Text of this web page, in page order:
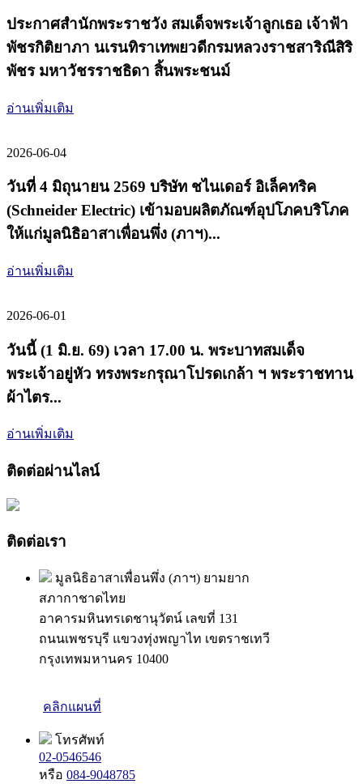
ประกาศสำนักพระราชวัง สมเด็จพระเจ้าลูกเธอ เจ้าฟ้า
พัชรกิติยาภา นเรนทิราเทพยวดีกรมหลวงราชสาริณีสิริ
พัชร มหาวัชรราชธิดา สิ้นพระชนม์
อ่านเพิ่มเติม
2026-06-04
วันที่ 4 มิถุนายน 2569 บริษัท ชไนเดอร์ อิเล็คทริค
(Schneider Electric) เข้ามอบผลิตภัณฑ์อุปโภคบริโภค
ให้แก่มูลนิธิอาสาเพื่อนพึ่ง (ภาฯ)...
อ่านเพิ่มเติม
2026-06-01
วันนี้ (1 มิ.ย. 69) เวลา 17.00 น. พระบาทสมเด็จ
พระเจ้าอยู่หัว ทรงพระกรุณาโปรดเกล้า ฯ พระราชทาน
ผ้าไตร...
อ่านเพิ่มเติม
ติดต่อผ่านไลน์
ติดต่อเรา
มูลนิธิอาสาเพื่อนพึ่ง (ภาฯ) ยามยาก
สภากาชาดไทย
อาคารมหินทรเดชานุวัตน์ เลขที่ 131
ถนนเพชรบุรี แขวงทุ่งพญาไท เขตราชเทวี
กรุงเทพมหานคร 10400
คลิกแผนที่
โทรศัพท์
02-0546546
หรือ 084-9048785